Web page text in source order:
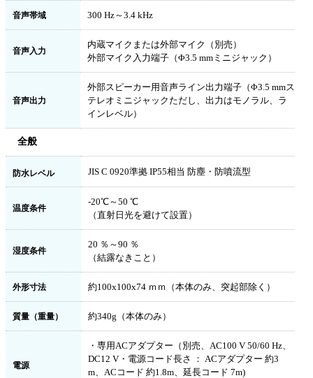
音声帯域 300 Hz～3.4 kHz
音声入力
内蔵マイクまたは外部マイク（別売）
外部マイク入力端子（Φ3.5 mmミニジャック）
音声出力
外部スピーカー用音声ライン出力端子（Φ3.5 mmス
テレオミニジャックただし、出力はモノラル、ラ
インレベル）
全般
防水レベル JIS C 0920準拠 IP55相当 防塵・防噴流型
温度条件
-20℃～50 ℃
（直射日光を避けて設置）
湿度条件
20 ％～90 ％
（結露なきこと）
外形寸法 約100x100x74 ｍｍ（本体のみ、突起部除く）
質量（重量） 約340g（本体のみ）
電源
・専用ACアダプター（別売、AC100 V 50/60 Hz、
DC12 V・電源コード長さ ： ACアダプター 約3
m、ACコード 約1.8m、延長コード 7m)